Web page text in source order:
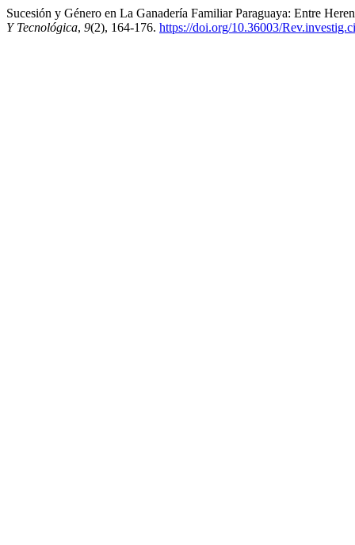
Sucesión y Género en La Ganadería Familiar Paraguaya: Entre
Y Tecnológica, 9(2), 164-176. https://doi.org/10.36003/